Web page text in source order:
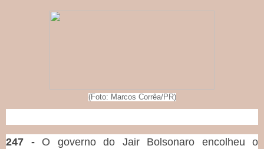
(Foto: Marcos Corrêa/PR)
247 - O governo do Jair Bolsonaro encolheu o